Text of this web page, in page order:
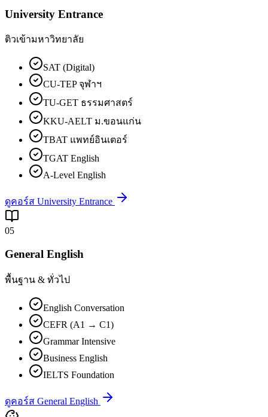
University Entrance
ติวเข้ามหาวิทยาลัย
SAT (Digital)
CU-TEP จุฬาฯ
TU-GET ธรรมศาสตร์
KKU-AELT ม.ขอนแก่น
TBAT แพทย์อินเตอร์
TGAT English
A-Level English
ดูคอร์ส University Entrance
05
General English
พื้นฐาน & ทั่วไป
English Conversation
CEFR (A1 → C1)
Grammar Intensive
Business English
IELTS Foundation
ดูคอร์ส General English